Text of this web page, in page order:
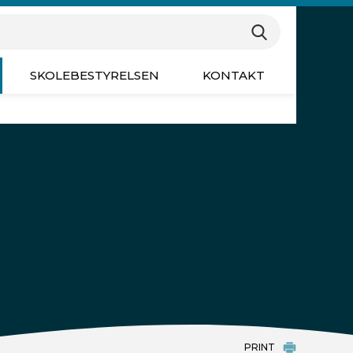
Søg
SKOLEBESTYRELSEN KONTAKT
PRINT